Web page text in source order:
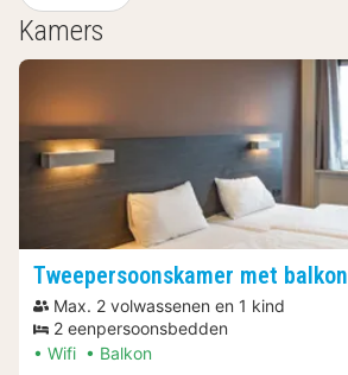
Kamers
Tweepersoonskamer met balkon
Max. 2 volwassenen en 1 kind
2 eenpersoonsbedden
Wifi
Balkon